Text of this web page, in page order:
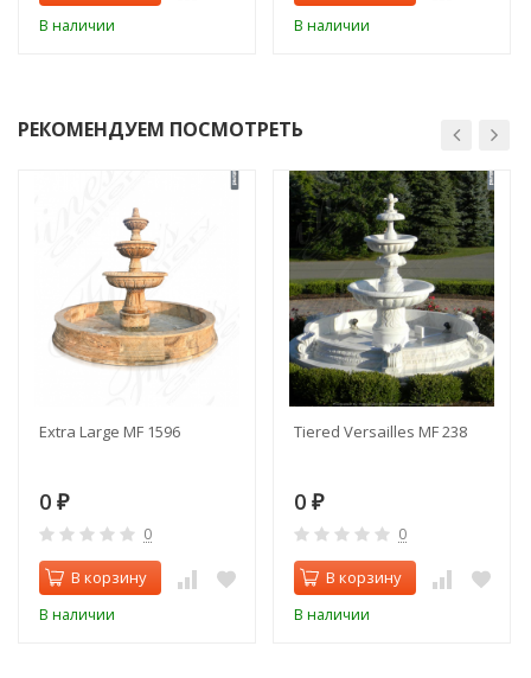
В наличии В наличии
РЕКОМЕНДУЕМ ПОСМОТРЕТЬ
Extra Large MF 1596
0 ₽
0
В корзину
В наличии
Tiered Versailles MF 238
0 ₽
0
В корзину
В наличии